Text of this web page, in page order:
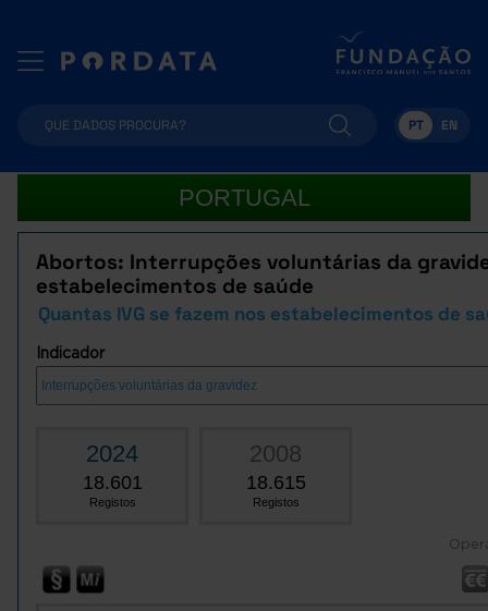
PT EN
PORTUGAL
Abortos: Interrupções voluntárias da
estabelecimentos de saúde
Quantas IVG se fazem nos estabelecimentos de
Indicador
2024
18.601
Registos
2008
18.615
Registos